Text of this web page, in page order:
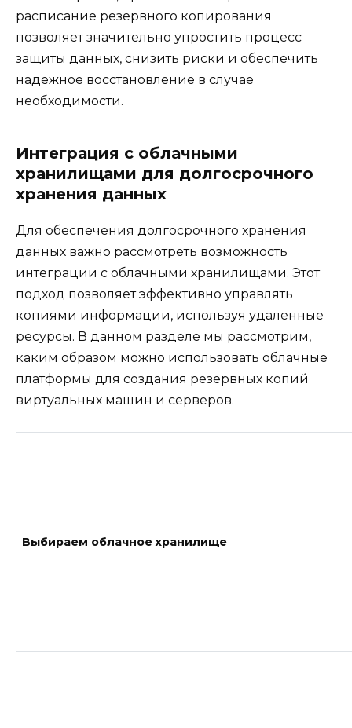
расписание резервного копирования
позволяет значительно упростить процесс
защиты данных, снизить риски и обеспечить
надежное восстановление в случае
необходимости.
Интеграция с облачными
хранилищами для долгосрочного
хранения данных
Для обеспечения долгосрочного хранения
данных важно рассмотреть возможность
интеграции с облачными хранилищами. Этот
подход позволяет эффективно управлять
копиями информации, используя удаленные
ресурсы. В данном разделе мы рассмотрим,
каким образом можно использовать облачные
платформы для создания резервных копий
виртуальных машин и серверов.
Выбираем облачное хранилище